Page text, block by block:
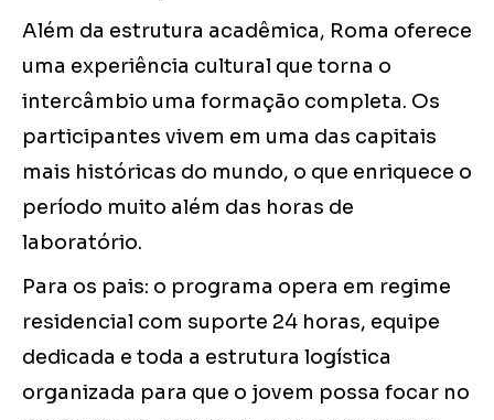
Além da estrutura acadêmica, Roma oferece
uma experiência cultural que torna o
intercâmbio uma formação completa. Os
participantes vivem em uma das capitais
mais históricas do mundo, o que enriquece o
período muito além das horas de
laboratório.
Para os pais: o programa opera em regime
residencial com suporte 24 horas, equipe
dedicada e toda a estrutura logística
organizada para que o jovem possa focar no